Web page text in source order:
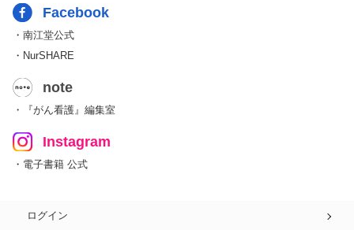
Facebook
・南江堂公式
・NurSHARE
note
・『がん看護』編集室
Instagram
・電子書籍 公式
ログイン